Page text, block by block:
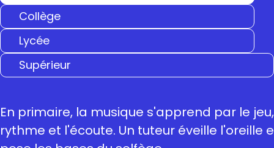
Collège
Lycée
Supérieur
En primaire, la musique s'apprend par le
rythme et l'écoute. Un tuteur éveille l'oreille